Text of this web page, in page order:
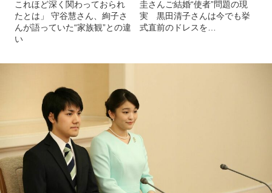
これほど深く関わっておられ
たとは」 守谷慧さん、絢子さ
んが語っていた“家族観”との違
い
圭さんご結婚“使者”問題の現
実 黒田清子さんは今でも挙
式直前のドレスを…